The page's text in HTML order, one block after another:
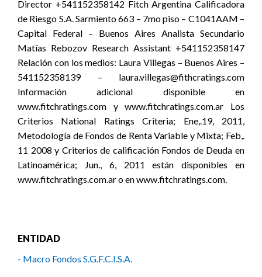
Director +541152358142 Fitch Argentina Calificadora
de Riesgo S.A. Sarmiento 663 – 7mo piso – C1041AAM –
Capital Federal – Buenos Aires Analista Secundario
Matías Rebozov Research Assistant +541152358147
Relación con los medios: Laura Villegas – Buenos Aires –
541152358139 – laura.villegas@fithcratings.com
Información adicional disponible en
www.fitchratings.com y www.fitchratings.com.ar Los
Criterios National Ratings Criteria; Ene,.19, 2011,
Metodología de Fondos de Renta Variable y Mixta; Feb,.
11 2008 y Criterios de calificación Fondos de Deuda en
Latinoamérica; Jun., 6, 2011 están disponibles en
www.fitchratings.com.ar o en www.fitchratings.com.
ENTIDAD
- Macro Fondos S.G.F.C.I.S.A.